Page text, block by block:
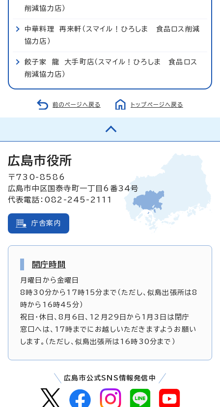
削減協力店）
中華料理 再来軒（スマイル！ひろしま 食品ロス削減
協力店）
餃子家 龍 大手町店（スマイル！ひろしま 食品ロス
削減協力店）
前のページへ戻る トップページへ戻る
広島市役所
〒730-8586
広島市中区国泰寺町一丁目6番34号
代表電話：082-245-2111
庁舎案内
開庁時間
月曜日から金曜日
8時30分から17時15分まで（ただし、似島出張所は8
時から16時45分）
祝日・休日、8月6日、12月29日から1月3日は閉庁
窓口へは、17時までにお越しいただきますようお願い
します。（ただし、似島出張所は16時30分まで）
広島市公式SNS情報発信中